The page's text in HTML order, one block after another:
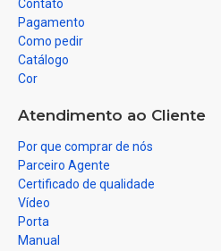
Contato
Pagamento
Como pedir
Catálogo
Cor
Atendimento ao Cliente
Por que comprar de nós
Parceiro Agente
Certificado de qualidade
Vídeo
Porta
Manual